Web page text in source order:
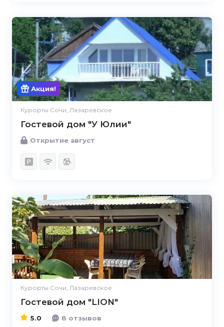
Акция!
Курорты Сочи, Лазаревское
Гостевой дом "У Юлии"
Открытие август
Курорты Сочи, Лазаревское
Гостевой дом "LION"
5.0
5.0
8 отзывов